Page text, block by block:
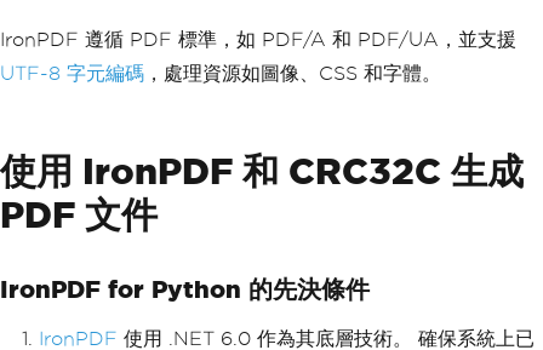
IronPDF 遵循 PDF 標準，如 PDF/A 和 PDF/UA，並支援
UTF-8 字元編碼 ，處理資源如圖像、CSS 和字體。
使用 IronPDF 和 CRC32C 生成
PDF 文件
IronPDF for Python 的先決條件
IronPDF 使用 .NET 6.0 作為其底層技術。 確保系統上已